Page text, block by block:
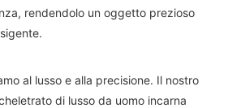
rendendolo un oggetto prezioso
al lusso e alla precisione. Il nostro
di lusso da uomo incarna